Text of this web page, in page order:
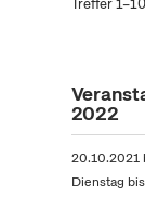
2022
20.10.2021
Dienstag